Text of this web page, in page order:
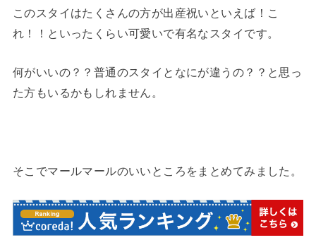
このスタイはたくさんの方が出産祝いといえば！こ
れ！！といったくらい可愛いで有名なスタイです。
何がいいの？？普通のスタイとなにが違うの？？と思っ
た方もいるかもしれません。
そこでマールマールのいいところをまとめてみました。